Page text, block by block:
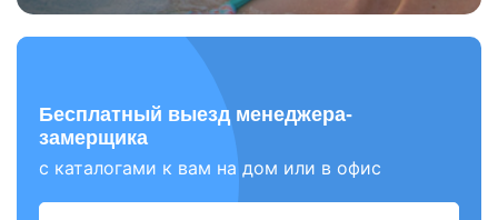
Бесплатный выезд менеджера-
замерщика
с каталогами к вам на дом или в офис